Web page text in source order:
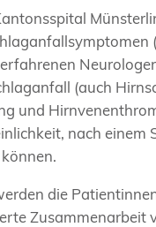
(auch
und
nach
die
Zusammenarbeit